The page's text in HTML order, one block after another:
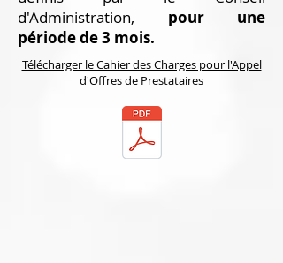
d'Administration, pour une
période de 3 mois.
Télécharger le Cahier des Charges pour l'Appel
d'Offres de Prestataires